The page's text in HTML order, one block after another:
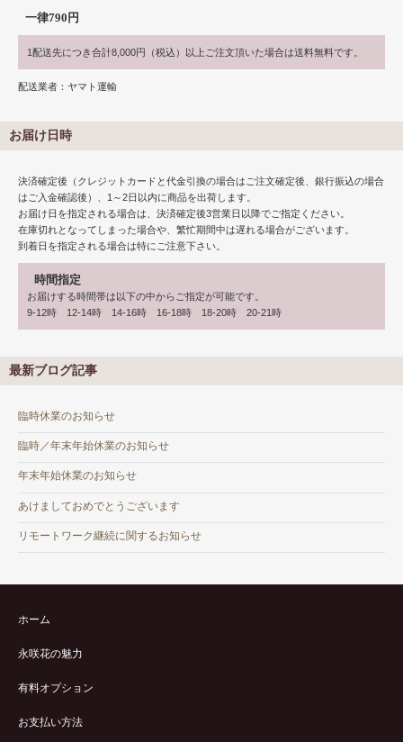
一律790円
1配送先につき合計8,000円（税込）以上ご注文頂いた場合は送料無料です。
配送業者：ヤマト運輸
お届け日時
決済確定後（クレジットカードと代金引換の場合はご注文確定後、銀行振込の場合
はご入金確認後）、1～2日以内に商品を出荷します。
お届け日を指定される場合は、決済確定後3営業日以降でご指定ください。
在庫切れとなってしまった場合や、繁忙期間中は遅れる場合がございます。
到着日を指定される場合は特にご注意下さい。
時間指定
お届けする時間帯は以下の中からご指定が可能です。
9-12時 12-14時 14-16時 16-18時 18-20時 20-21時
最新ブログ記事
臨時休業のお知らせ
臨時／年末年始休業のお知らせ
年末年始休業のお知らせ
あけましておめでとうございます
リモートワーク継続に関するお知らせ
ホーム
永咲花の魅力
有料オプション
お支払い方法